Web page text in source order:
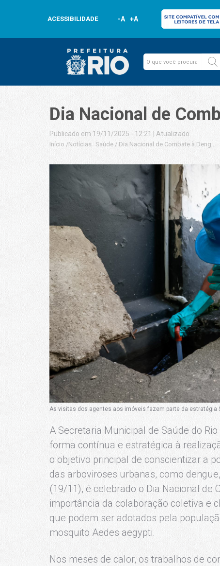
ACESSIBILIDADE -A +A
Dia Nacional de
Publicado em 19/11/2025 - 12:21 Atualizado
Início /Notícias Saúde / Dia Nacional de Combate à
As visitas dos agentes aos imóveis fazem parte da estratégia
A Secretaria Municipal de Saúde do
forma contínua e estratégica à
o objetivo principal de conscientizar a
das arboviroses urbanas, como
(19/11), é celebrado o Dia Nacional de
importância da colaboração coletiva e
que podem ser adotados pela
mosquito Aedes aegypti.
Nos meses de calor, os trabalhos de